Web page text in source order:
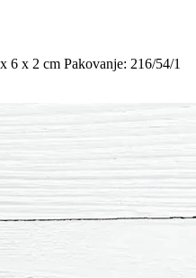
6 x 2 cm Pakovanje: 216/54/1